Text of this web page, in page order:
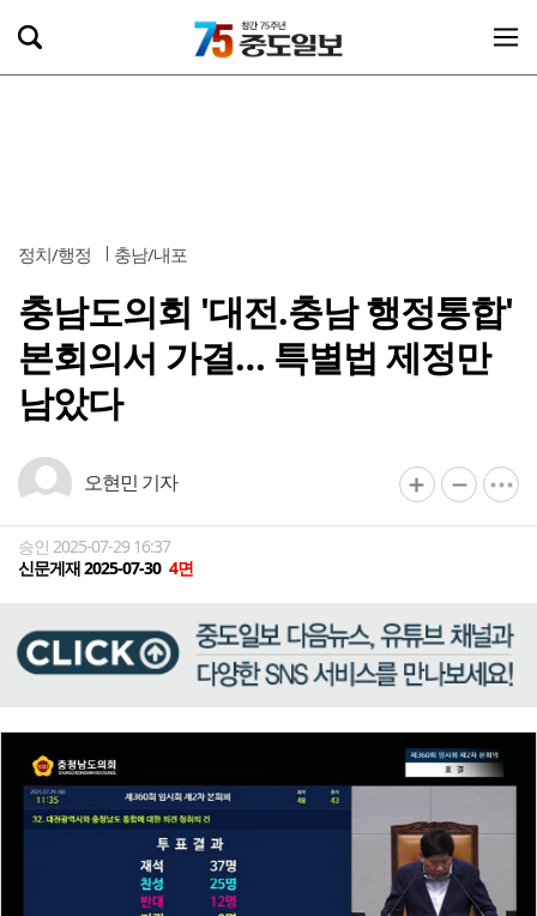
정치/행정 충남/내포
충남도의회 '대전.충남 행정통합'
본회의서 가결… 특별법 제정만
남았다
오현민 기자
승인 2025-07-29 16:37
신문게재 2025-07-30 4면